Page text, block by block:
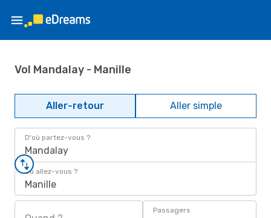
Vol Mandalay - Manille
Aller-retour Aller simple
D'où partez-vous ?
Mandalay
Où allez-vous ?
Manille
Passagers